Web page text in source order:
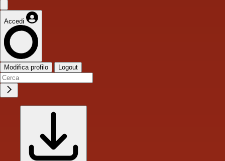
Accedi
Modifica profilo Logout